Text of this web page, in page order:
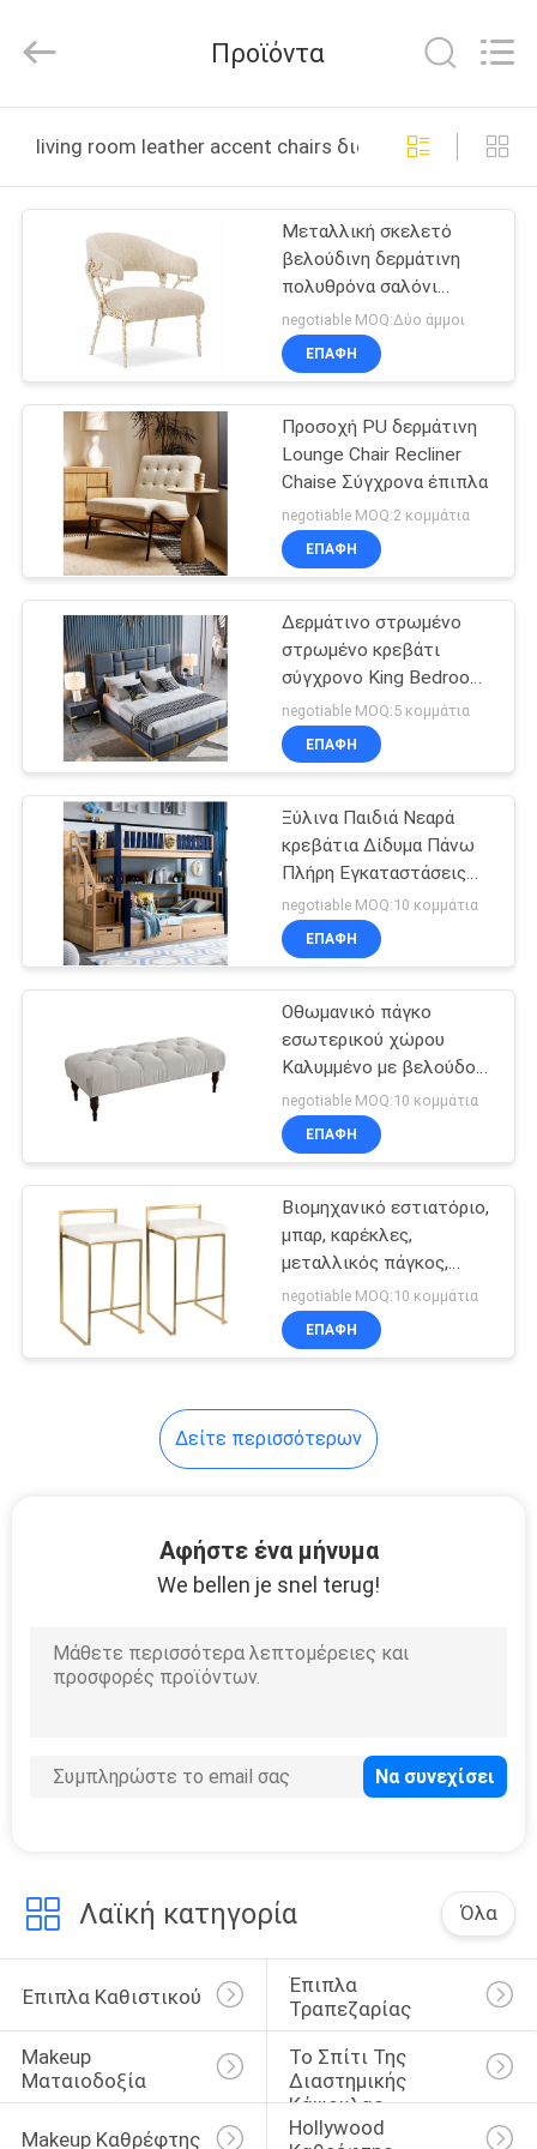
ΣΕΛΊΔΑ
ΠΡΟΪΌΝΤΑ
ΒΊΝΤΕΟ
ΕΜΦΆΝΙΣΗ
ΣΧΕΤΙΚΆ
ΕΜΆΣ
ΓΎΡΟΣ
ΕΡΓΟΣΤΑΣΊΩΝ
ΕΠΑΦΉ
ΝΈΑ
ΌΛΕΣ
ΟΙ
ΠΕΡΙΠΤΏΣΕΙΣ
ΖΗΤΉΣΤΕ
ΑΠΌΣΠΑΣΜΑ
SITEMAP
ΠΟΛΙΤΙΚΉ
Reserved.
Προϊόντα
living room leather accent chairs διαδικτυακή
Μεταλλική σκελετό
βελούδινη δερμάτινη
πολυθρόνα σαλόνι
σαλόνι σαλόνι
δερμάτινες προφορικές
καρέκλες
negotiable MOQ:Δύο άμμοι
ΕΠΑΦΉ
Προσοχή PU δερμάτινη
Lounge Chair Recliner
Chaise Σύγχρονα έπιπλα
negotiable MOQ:2 κομμάτια
ΕΠΑΦΉ
Δερμάτινο στρωμένο
στρωμένο κρεβάτι
σύγχρονο King Bedroom
Sets
negotiable MOQ:5 κομμάτια
ΕΠΑΦΉ
Ξύλινα Παιδιά Νεαρά
κρεβάτια Δίδυμα Πάνω
Πλήρη Εγκαταστάσεις
Κοιλάδας OEM
negotiable MOQ:10 κομμάτια
ΕΠΑΦΉ
Οθωμανικό πάγκο
εσωτερικού χώρου
Καλυμμένο με βελούδο
Ροζ Κόκκινο Πράσινο
negotiable MOQ:10 κομμάτια
ΕΠΑΦΉ
Βιομηχανικό εστιατόριο,
μπαρ, καρέκλες,
μεταλλικός πάγκος,
έπιπλα ξενοδοχείων 24
ιντσών
negotiable MOQ:10 κομμάτια
ΕΠΑΦΉ
Δείτε περισσότερων
Αφήστε ένα μήνυμα
We bellen je snel terug!
Λαϊκή κατηγορία Όλα
Έπιπλα Καθιστικού
Έπιπλα
Τραπεζαρίας
Makeup
Ματαιοδοξία
Το Σπίτι Της
Διαστημικής
Κάψουλας
Makeup Καθρέφτης
Hollywood